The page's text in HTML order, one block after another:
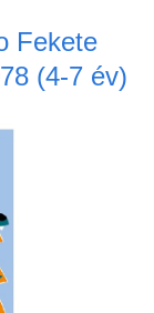
Fekete
(4-7 év)
füzet
rollerek